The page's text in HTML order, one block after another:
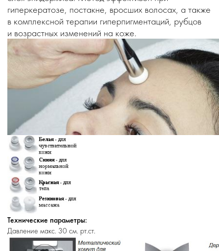
гиперкератозе, постакне, вросших волосах, а также
в комплексной терапии гиперпигментаций, рубцов
и возрастных изменений на коже.
Технические параметры:
Давление макс. 30 см. рт.ст.